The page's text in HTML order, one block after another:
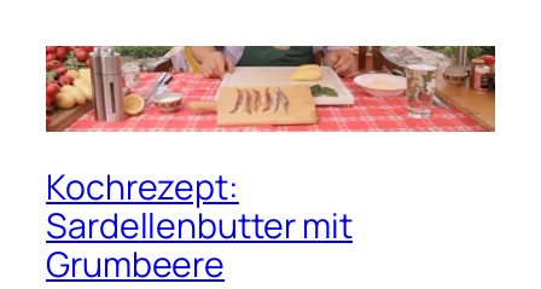
Kochrezept:
Sardellenbutter mit
Grumbeere